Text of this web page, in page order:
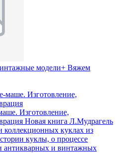
модели+ Вяжем
Изготовление,
Новая книга Л.Мудрагель
коллекционных куклах из
куклы, о процессе
антикварных и винтажных